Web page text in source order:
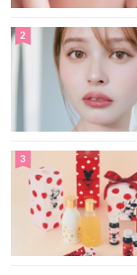
2
3